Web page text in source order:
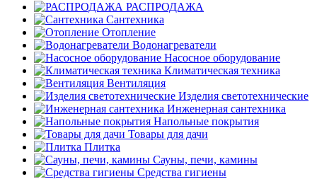
РАСПРОДАЖА
Сантехника
Отопление
Водонагреватели
Насосное оборудование
Климатическая техника
Вентиляция
Изделия светотехнические
Инженерная сантехника
Напольные покрытия
Товары для дачи
Плитка
Сауны, печи, камины
Средства гигиены